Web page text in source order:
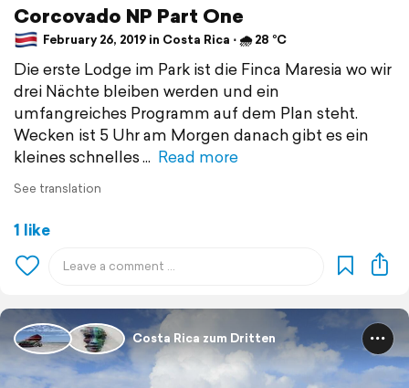
Corcovado NP Part One
February 26, 2019 in Costa Rica ⋅ 🌧 28 °C
Die erste Lodge im Park ist die Finca Maresia wo wir
drei Nächte bleiben werden und ein
umfangreiches Programm auf dem Plan steht.
Wecken ist 5 Uhr am Morgen danach gibt es ein
kleines schnelles
Read more
See translation
1 like
Costa Rica zum Dritten